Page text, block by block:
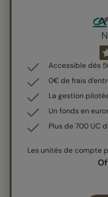
Accessible dès
0€ de frais
La gestion
Un fonds en
Plus de 700 UC
Les unités de compte